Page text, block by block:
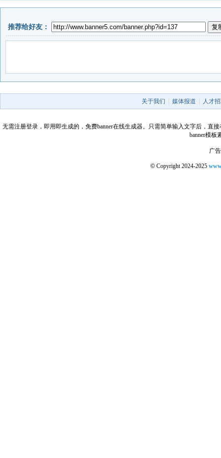
推荐给好友：
关于我们 媒体报道 人才
无需注册登录，即用即生成的，免费banner在线生成器。只需简单输入文字后，直
banner模板
广
© Copyright 2024-2025